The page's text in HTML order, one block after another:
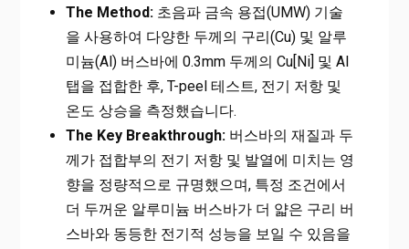
The Method:초음파 금속 용접(UMW) 기술
을 사용하여 다양한 두께의 구리(Cu) 및 알루
미늄(Al) 버스바에 0.3mm 두께의 Cu[Ni] 및 Al
탭을 접합한 후, T-peel 테스트, 전기 저항 및
온도 상승을 측정했습니다.
The Key Breakthrough:버스바의 재질과 두
께가 접합부의 전기 저항 및 발열에 미치는 영
향을 정량적으로 규명했으며, 특정 조건에서
더 두꺼운 알루미늄 버스바가 더 얇은 구리 버
스바와 동등한 전기적 성능을 보일 수 있음을